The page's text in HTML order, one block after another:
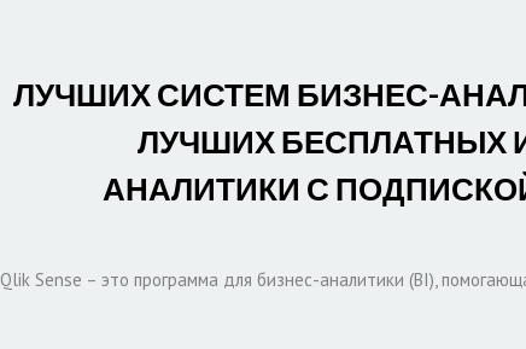
11 ЛУЧШИХ СИСТЕМ БИЗНЕС-
ЛУЧШИХ БЕСПЛАТНЫХ
АНАЛИТИКИ С
Qlik Sense – это программа для бизнес-аналитики (BI),